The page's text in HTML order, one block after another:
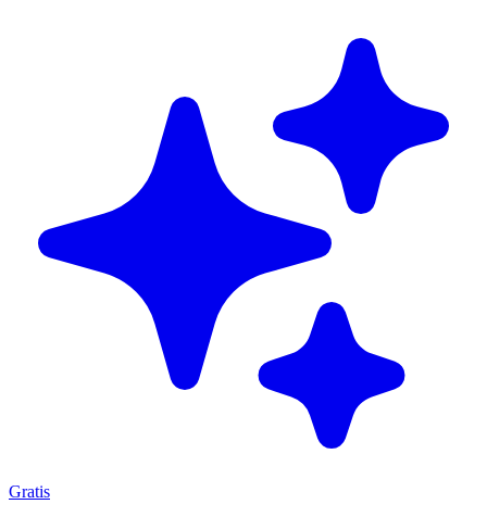
Gratis